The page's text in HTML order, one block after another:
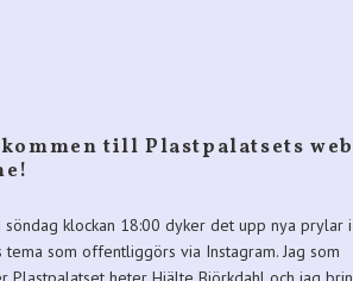
till Plastpalatsets web
söndag klockan 18:00 dyker det upp nya prylar
tema som offentliggörs via Instagram. Jag som